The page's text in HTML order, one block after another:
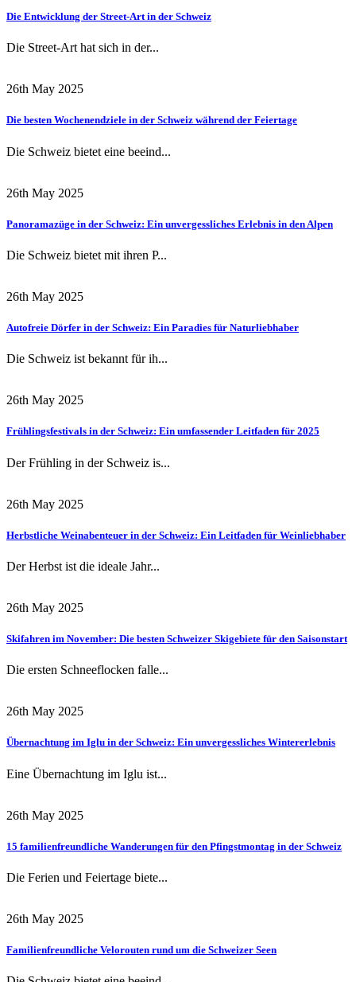
Die Entwicklung der Street-Art in der Schweiz
Die Street-Art hat sich in der...
26th May 2025
Die besten Wochenendziele in der Schweiz während der Feiertage
Die Schweiz bietet eine beeind...
26th May 2025
Panoramazüge in der Schweiz: Ein unvergessliches Erlebnis in den Alpen
Die Schweiz bietet mit ihren P...
26th May 2025
Autofreie Dörfer in der Schweiz: Ein Paradies für Naturliebhaber
Die Schweiz ist bekannt für ih...
26th May 2025
Frühlingsfestivals in der Schweiz: Ein umfassender Leitfaden für 2025
Der Frühling in der Schweiz is...
26th May 2025
Herbstliche Weinabenteuer in der Schweiz: Ein Leitfaden für Weinliebhaber
Der Herbst ist die ideale Jahr...
26th May 2025
Skifahren im November: Die besten Schweizer Skigebiete für den Saisonstart
Die ersten Schneeflocken falle...
26th May 2025
Übernachtung im Iglu in der Schweiz: Ein unvergessliches Wintererlebnis
Eine Übernachtung im Iglu ist...
26th May 2025
15 familienfreundliche Wanderungen für den Pfingstmontag in der Schweiz
Die Ferien und Feiertage biete...
26th May 2025
Familienfreundliche Velorouten rund um die Schweizer Seen